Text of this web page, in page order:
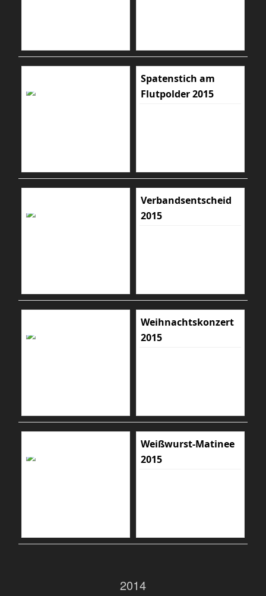
Spatenstich am
Flutpolder 2015
Verbandsentscheid
2015
Weihnachtskonzert
2015
Weißwurst-Matinee
2015
2014